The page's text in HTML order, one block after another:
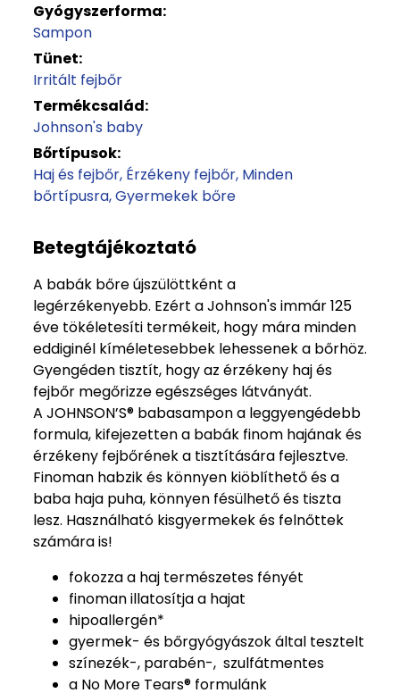
Gyógyszerforma:
Sampon
Tünet:
Irritált fejbőr
Termékcsalád:
Johnson's baby
Bőrtípusok:
Haj és fejbőr Érzékeny fejbőr Minden
bőrtípusra Gyermekek bőre
Betegtájékoztató
A babák bőre újszülöttként a
legérzékenyebb. Ezért a Johnson's immár 125
éve tökéletesíti termékeit, hogy mára minden
eddiginél kíméletesebbek lehessenek a bőrhöz.
Gyengéden tisztít, hogy az érzékeny haj és
fejbőr megőrizze egészséges látványát.
A JOHNSON’S® babasampon a leggyengédebb
formula, kifejezetten a babák finom hajának és
érzékeny fejbőrének a tisztítására fejlesztve.
Finoman habzik és könnyen kiöblíthető és a
baba haja puha, könnyen fésülhető és tiszta
lesz. Használható kisgyermekek és felnőttek
számára is!
fokozza a haj természetes fényét
finoman illatosítja a hajat
hipoallergén*
gyermek- és bőrgyógyászok által tesztelt
színezék-, parabén-, szulfátmentes
a No More Tears® formulánk